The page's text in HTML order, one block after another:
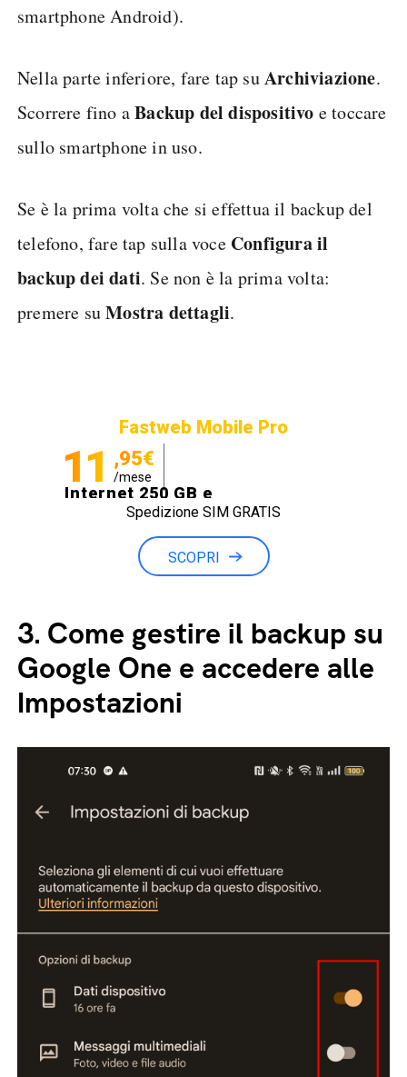
smartphone Android).
Nella parte inferiore, fare tap suArchiviazione.
Scorrere fino aBackup del dispositivo e toccare
sullo smartphone in uso.
Se è la prima volta che si effettua il backup del
telefono, fare tap sulla voce Configura il
backup dei dati. Se non è la prima volta:
premere suMostra dettagli.
Fastweb Mobile Pro
11 ,95€
/mese
Internet 250 GB e
Minuti illimitati
Spedizione SIM GRATIS
SCOPRI
3. Come gestire il backup su
Google One e accedere alle
Impostazioni